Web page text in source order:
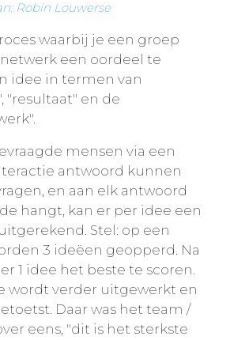
Robin Louwerse
waarbij je een groep
een oordeel te
idee in termen van
"resultaat" en de
mensen via een
antwoord kunnen
en aan elk antwoord
hangt, kan er per idee een
Stel: op een
3 ideëen geopperd. Na
1 idee het beste te scoren.
wordt verder uitgewerkt en
Daar was het team /
eens, "dit is het sterkste